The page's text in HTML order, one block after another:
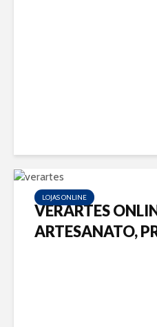
LOJAS ONLINE
VERARTES
ARTESANATO,